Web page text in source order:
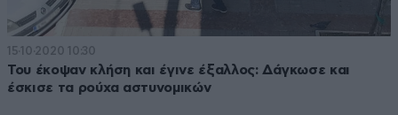
15·10·2020 10:30
Του έκοψαν κλήση και έγινε έξαλλος: Δάγκωσε και
έσκισε τα ρούχα αστυνομικών